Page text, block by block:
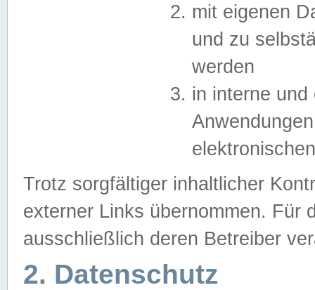
mit eigenen
und zu
werden
in interne
Trotz sorgfältiger inhaltlicher
externer Links übernommen. Für
ausschließlich deren Betreiber
2. Datenschutz